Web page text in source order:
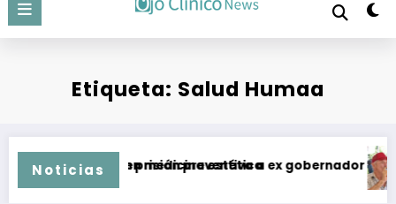
Etiqueta: Salud Humaa
Noticias
utilizados en medicina estética
y dan prisión preventiva a ex gobernador de